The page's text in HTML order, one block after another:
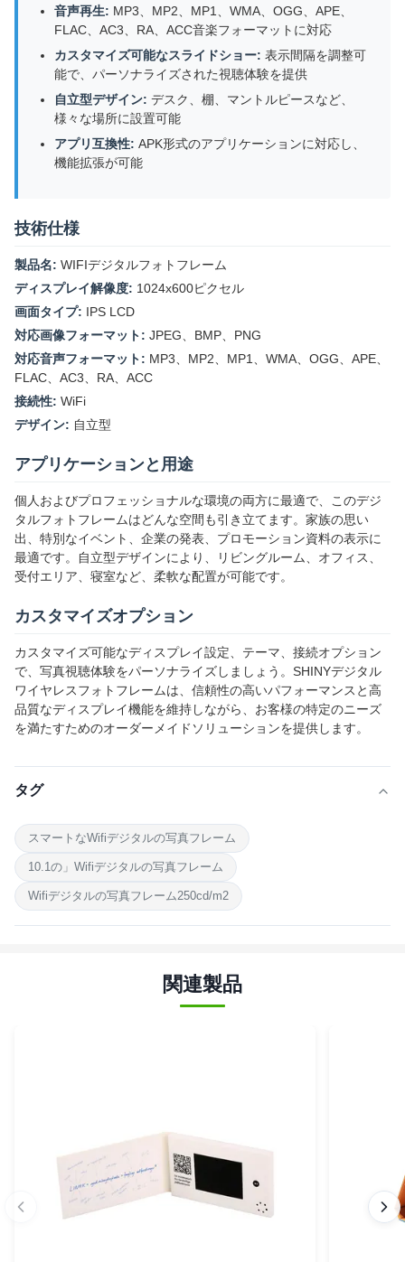
音声再生: MP3、MP2、MP1、WMA、OGG、APE、
FLAC、AC3、RA、ACC音楽フォーマットに対応
カスタマイズ可能なスライドショー: 表示間隔を調整可
能で、パーソナライズされた視聴体験を提供
自立型デザイン: デスク、棚、マントルピースなど、
様々な場所に設置可能
アプリ互換性: APK形式のアプリケーションに対応し、
機能拡張が可能
技術仕様
製品名: WIFIデジタルフォトフレーム
ディスプレイ解像度: 1024x600ピクセル
画面タイプ: IPS LCD
対応画像フォーマット: JPEG、BMP、PNG
対応音声フォーマット: MP3、MP2、MP1、WMA、OGG、APE、
FLAC、AC3、RA、ACC
接続性: WiFi
デザイン: 自立型
アプリケーションと用途
個人およびプロフェッショナルな環境の両方に最適で、このデジ
タルフォトフレームはどんな空間も引き立てます。家族の思い
出、特別なイベント、企業の発表、プロモーション資料の表示に
最適です。自立型デザインにより、リビングルーム、オフィス、
受付エリア、寝室など、柔軟な配置が可能です。
カスタマイズオプション
カスタマイズ可能なディスプレイ設定、テーマ、接続オプション
で、写真視聴体験をパーソナライズしましょう。SHINYデジタル
ワイヤレスフォトフレームは、信頼性の高いパフォーマンスと高
品質なディスプレイ機能を維持しながら、お客様の特定のニーズ
を満たすためのオーダーメイドソリューションを提供します。
タグ
スマートなWifiデジタルの写真フレーム
10.1の」Wifiデジタルの写真フレーム
Wifiデジタルの写真フレーム250cd/m2
関連製品